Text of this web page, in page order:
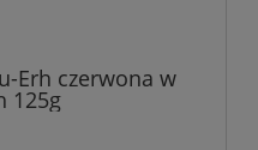
Erh czerwona w
125g